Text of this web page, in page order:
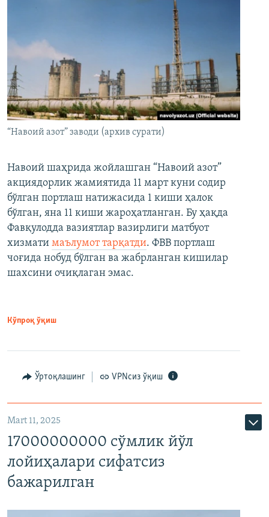
“Навоий азот” заводи (архив сурати)
Навоий шаҳрида жойлашган “Навоий азот”
акциядорлик жамиятида 11 март куни содир
бўлган портлаш натижасида 1 киши ҳалок
бўлган, яна 11 киши жароҳатланган. Бу ҳақда
Фавқулодда вазиятлар вазирлиги матбуот
хизмати маълумот тарқатди. ФВВ портлаш
чоғида нобуд бўлган ва жабрланган кишилар
шахсини очиқлаган эмас.
Кўпроқ ўқиш
Ўртоқлашинг VPNсиз ўқиш
Mart 11, 2025
17000000000 сўмлик йўл
лойиҳалари сифатсиз
бажарилган